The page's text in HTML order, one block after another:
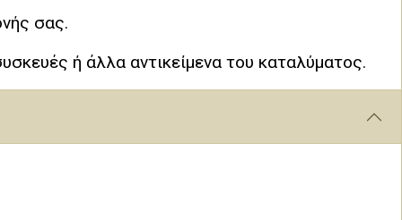
σας.
ή άλλα αντικείμενα του καταλύματος.